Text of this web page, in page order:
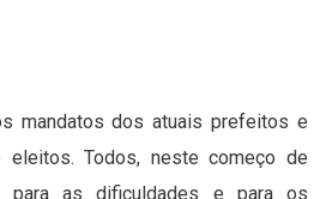
mandatos dos atuais prefeitos e
eleitos. Todos, neste começo de
para as dificuldades e para os